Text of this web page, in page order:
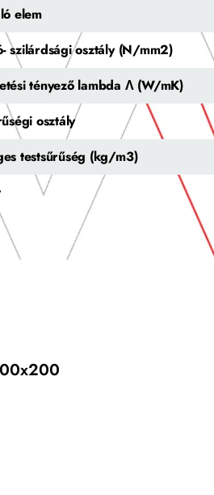
elem
szilárdsági osztály (N/mm2)
tényező lambda Λ (W/mK)
osztály
testsűrűség (kg/m3)